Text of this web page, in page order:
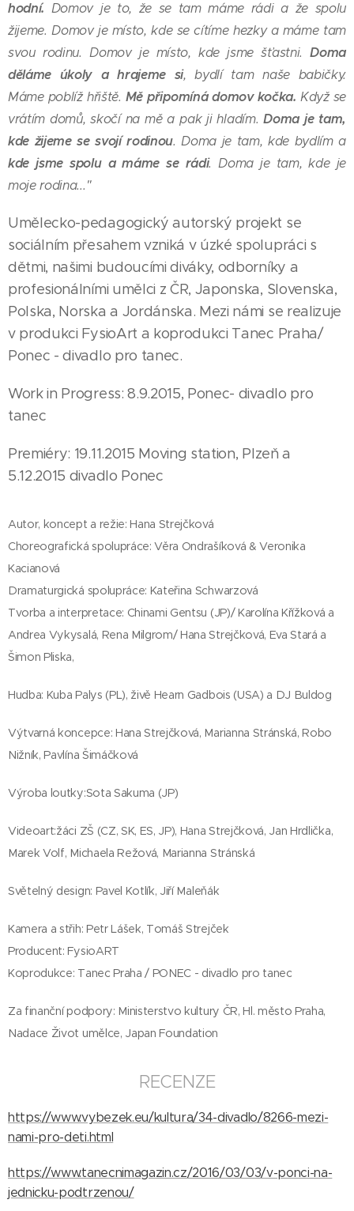
hodní. Domov je to, že se tam máme rádi a že spolu
žijeme. Domov je místo, kde se cítíme hezky a máme tam
svou rodinu. Domov je místo, kde jsme šťastni.Doma
děláme úkoly a hrajeme si, bydlí tam naše babičky.
Máme poblíž hřiště. Mě připomíná domov kočka. Když se
vrátím domů, skočí na mě a pak ji hladím.Doma je tam,
kde žijeme se svojí rodinou. Doma je tam, kde bydlím a
kde jsme spolu a máme se rádi. Doma je tam, kde je
moje rodina..."
Umělecko-pedagogický autorský projekt se
sociálním přesahem vzniká v úzké spolupráci s
dětmi, našimi budoucími diváky, odborníky a
profesionálními umělci z ČR, Japonska, Slovenska,
Polska, Norska a Jordánska. Mezi námi se realizuje
v produkci FysioArt a koprodukci Tanec Praha/
Ponec - divadlo pro tanec.
Work in Progress: 8.9.2015, Ponec- divadlo pro
tanec
Premiéry: 19.11.2015 Moving station, Plzeň a
5.12.2015 divadlo Ponec
Autor, koncept a režie: Hana Strejčková
Choreografická spolupráce: Věra Ondrašíková & Veronika
Kacianová
Dramaturgická spolupráce: Kateřina Schwarzová
Tvorba a interpretace: Chinami Gentsu (JP)/ Karolína Křížková a
Andrea Vykysalá, Rena Milgrom/ Hana Strejčková, Eva Stará a
Šimon Pliska,
Hudba: Kuba Palys (PL), živě Hearn Gadbois (USA) a DJ Buldog
Výtvarná koncepce: Hana Strejčková, Marianna Stránská, Robo
Nižník, Pavlína Šimáčková
Výroba loutky:Sota Sakuma (JP)
Videoart:žáci ZŠ (CZ, SK, ES, JP), Hana Strejčková, Jan Hrdlička,
Marek Volf, Michaela Režová, Marianna Stránská
Světelný design: Pavel Kotlík, Jiří Maleňák
Kamera a střih: Petr Lášek, Tomáš Strejček
Producent: FysioART
Koprodukce: Tanec Praha / PONEC - divadlo pro tanec
Za finanční podpory: Ministerstvo kultury ČR, Hl. město Praha,
Nadace Život umělce, Japan Foundation
RECENZE
https://www.vybezek.eu/kultura/34-divadlo/8266-mezi-
nami-pro-deti.html
https://www.tanecnimagazin.cz/2016/03/03/v-ponci-na-
jednicku-podtrzenou/